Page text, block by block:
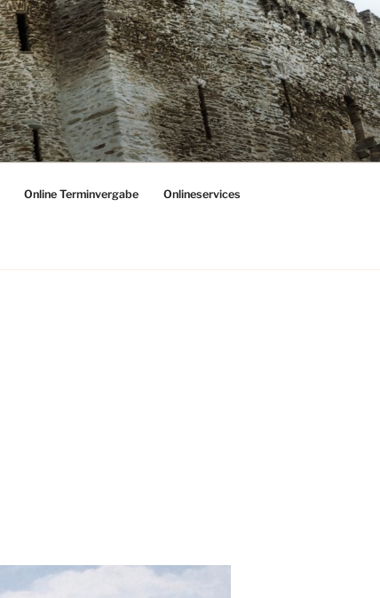
Online Terminvergabe Onlineservices